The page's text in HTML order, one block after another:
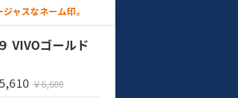
ャスなネーム印。
VIVOゴールド
5,610 ￥6,600